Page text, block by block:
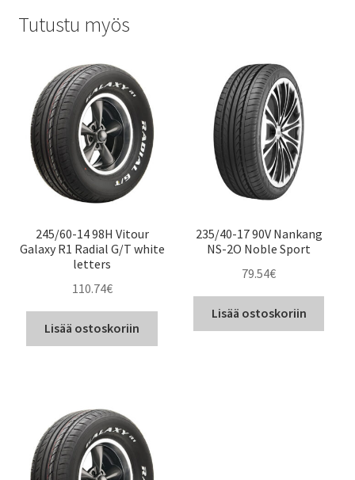
Tutustu myös
245/60-14 98H Vitour
Galaxy R1 Radial G/T white
letters
110.74€
Lisää ostoskoriin
235/40-17 90V Nankang
NS-2O Noble Sport
79.54€
Lisää ostoskoriin